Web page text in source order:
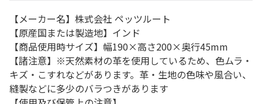
【メーカー名】株式会社 ペッツルート
【原産国または製造地】インド
【商品使用時サイズ】幅190×高さ200×奥行45mm
【諸注意】※天然素材の革を使用しているため、色ムラ・
キズ・こすれなどがあります。革・生地の色味や風合い、
縫製などに多少のバラつきがあります